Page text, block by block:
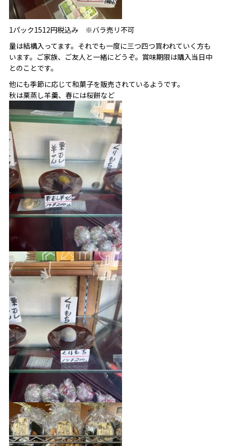
1パック1512円税込み ※バラ売リ不可
量は結構入ってます。それでも一度に三つ四つ買われていく方も
います。ご家族、ご友人と一緒にどうぞ。賞味期限は購入当日中
とのことです。
他にも季節に応じて和菓子を販売されているようです。
秋は栗蒸し羊羹、春には桜餅など